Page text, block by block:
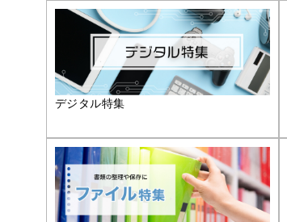
デジタル特集